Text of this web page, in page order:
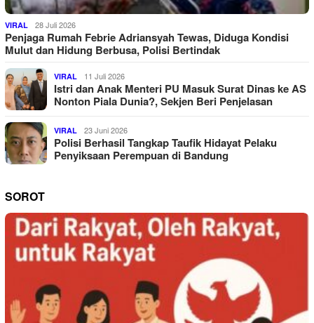
VIRAL 28 Juli 2026
Penjaga Rumah Febrie Adriansyah Tewas, Diduga Kondisi
Mulut dan Hidung Berbusa, Polisi Bertindak
VIRAL 11 Juli 2026
Istri dan Anak Menteri PU Masuk Surat Dinas ke AS
Nonton Piala Dunia?, Sekjen Beri Penjelasan
VIRAL 23 Juni 2026
Polisi Berhasil Tangkap Taufik Hidayat Pelaku
Penyiksaan Perempuan di Bandung
SOROT